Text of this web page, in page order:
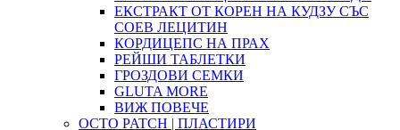
ЕКСТРАКТ ОТ КОРЕН НА КУДЗУ СЪС
СОЕВ ЛЕЦИТИН
КОРДИЦЕПС НА ПРАХ
РЕЙШИ ТАБЛЕТКИ
ГРОЗДОВИ СЕМКИ
GLUTA MORE
ВИЖ ПОВЕЧЕ
OCTO PATCH | ПЛАСТИРИ